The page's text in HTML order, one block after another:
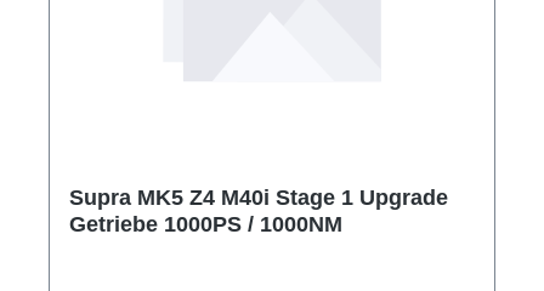
Supra MK5 Z4 M40i Stage 1 Upgrade
Getriebe 1000PS / 1000NM